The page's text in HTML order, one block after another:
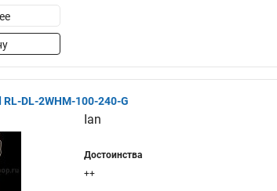
DL-2WHM-100-240-G
Ian
Достоинства
++